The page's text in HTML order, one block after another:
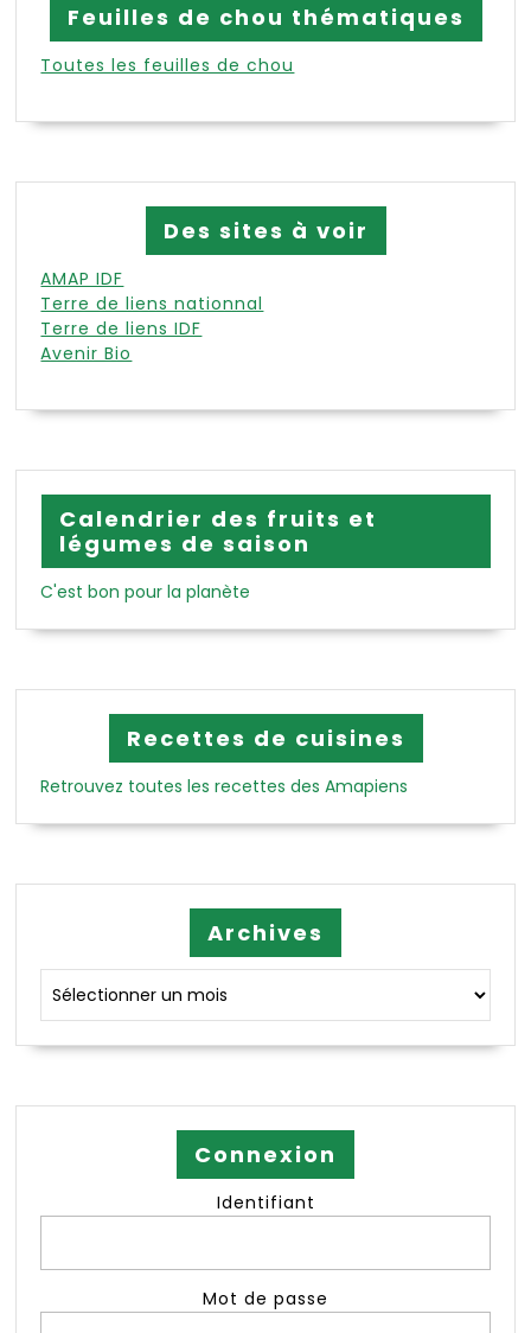
Feuilles de chou thématiques
Toutes les feuilles de chou
Des sites à voir
AMAP IDF
Terre de liens nationnal
Terre de liens IDF
Avenir Bio
Calendrier des fruits et
légumes de saison
C'est bon pour la planète
Recettes de cuisines
Retrouvez toutes les recettes des Amapiens
Archives
Connexion
Identifiant
Mot de passe